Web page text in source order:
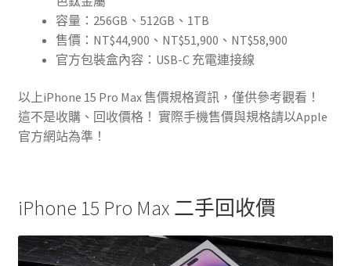
容量：256GB、512GB、1TB
售價：NT$44,900、NT$51,900、NT$58,900
官方包裝盒內容：USB-C 充電連接線
以上iPhone 15 Pro Max 售價規格資訊，僅供參考觀看！
這不是收購、回收價格！ 實際手機售價與規格請以Apple
官方網站為準！
iPhone 15 Pro Max 二手回收價